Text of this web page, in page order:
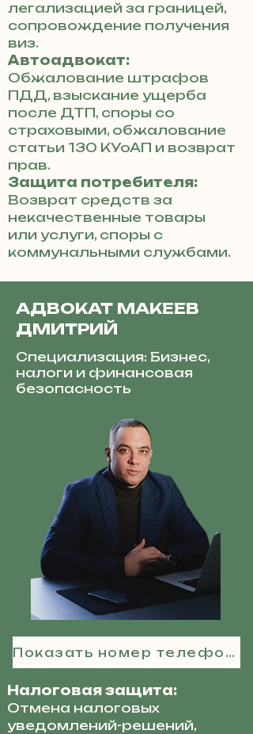
легализацией за границей,
сопровождение получения
виз.
Автоадвокат:
Обжалование штрафов
ПДД, взыскание ущерба
после ДТП, споры со
страховыми, обжалование
статьи 130 КУоАП и возврат
прав.
Защита потребителя:
Возврат средств за
некачественные товары
или услуги, споры с
коммунальными службами.
АДВОКАТ МАКЕЕВ
ДМИТРИЙ
Специализация: Бизнес,
налоги и финансовая
безопасность
Показать номер телефона
Налоговая защита:
Отмена налоговых
уведомлений-решений,